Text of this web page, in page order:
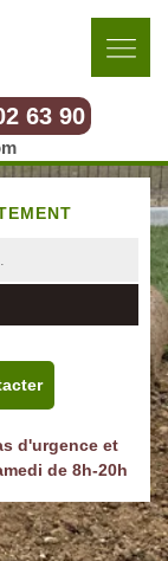
63 90
d'urgence et
de 8h-20h